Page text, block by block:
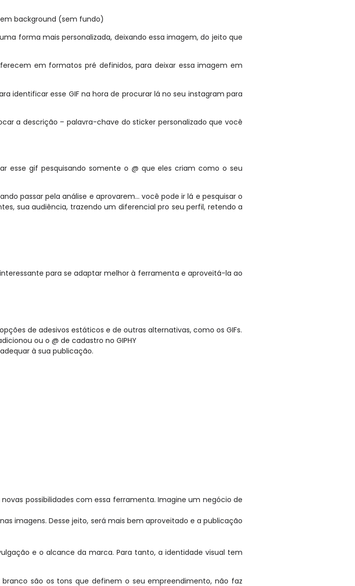
background (sem fundo)
forma mais personalizada, deixando essa imagem, do jeito que
em formatos pré definidos, para deixar essa imagem em
identificar esse GIF na hora de procurar lá no seu instagram para
a descrição – palavra-chave do sticker personalizado que você
esse gif pesquisando somente o @ que eles criam como o seu
passar pela análise e aprovarem… você pode ir lá e pesquisar o
sua audiência, trazendo um diferencial pro seu perfil, retendo a
para se adaptar melhor à ferramenta e aproveitá-la ao
de adesivos estáticos e de outras alternativas, como os GIFs.
ou o @ de cadastro no GIPHY
à sua publicação.
possibilidades com essa ferramenta. Imagine um negócio de
imagens. Desse jeito, será mais bem aproveitado e a publicação
e o alcance da marca. Para tanto, a identidade visual tem
são os tons que definem o seu empreendimento, não faz